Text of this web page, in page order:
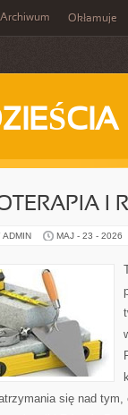
Archiwum Okłamuje
I
ADMIN MAJ - 23 - 2026
się nad